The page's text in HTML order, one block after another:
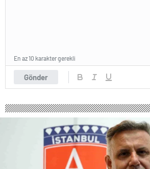
Gönder
En az 10 karakter gerekli